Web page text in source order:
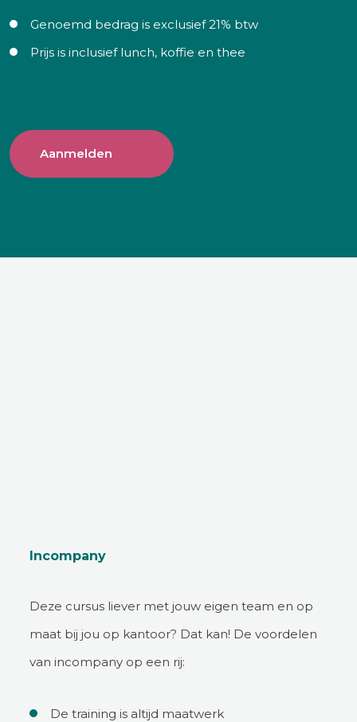
Genoemd bedrag is exclusief 21% btw
Prijs is inclusief lunch, koffie en thee
Aanmelden
Incompany
Deze cursus liever met jouw eigen team en op
maat bij jou op kantoor? Dat kan! De voordelen
van incompany op een rij:
De training is altijd maatwerk